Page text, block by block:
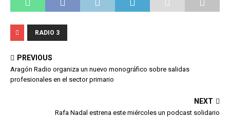
RADIO 3
PREVIOUS
Aragón Radio organiza un nuevo monográfico sobre salidas
profesionales en el sector primario
NEXT
Rafa Nadal estrena este miércoles un podcast solidario